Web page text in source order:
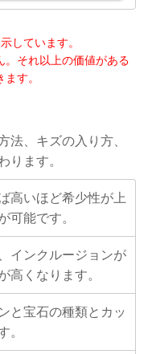
しています。
それ以上の価値がある
す。
法、キズの入り方、
ります。
高いほど希少性が上
可能です。
インクルージョンが
高くなります。
と宝石の種類とカッ
。